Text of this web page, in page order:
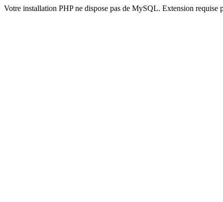
Votre installation PHP ne dispose pas de MySQL. Extension requise